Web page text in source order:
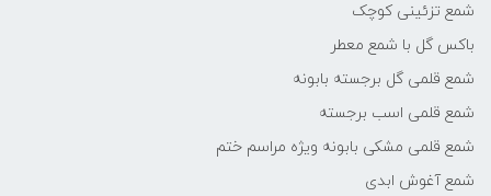
شمع تزئینی کوچک
باکس گل با شمع معطر
شمع قلمی گل برجسته بابونه
شمع قلمی اسب برجسته
شمع قلمی مشکی بابونه ویژه مراسم ختم
شمع آغوش ابدی